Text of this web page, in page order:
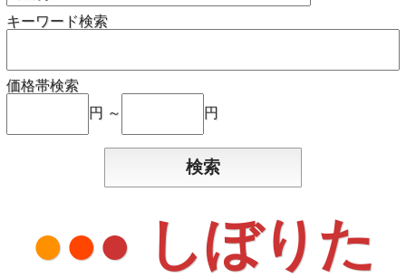
キーワード検索
価格帯検索
円 ～
円
●●● しぼりた